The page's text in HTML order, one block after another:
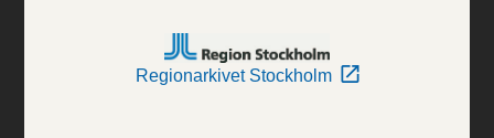
Regionarkivet Stockholm